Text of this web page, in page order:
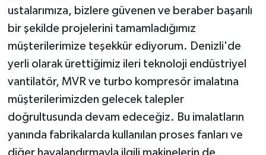
ustalarımıza, bizlere güvenen ve beraber başarılı
bir şekilde projelerini tamamladığımız
müşterilerimize teşekkür ediyorum. Denizli'de
yerli olarak ürettiğimiz ileri teknoloji endüstriyel
vantilatör, MVR ve turbo kompresör imalatına
müşterilerimizden gelecek talepler
doğrultusunda devam edeceğiz. Bu imalatların
yanında fabrikalarda kullanılan proses fanları ve